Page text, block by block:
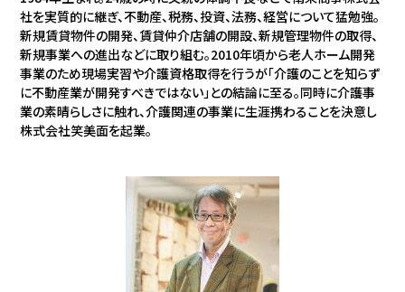
社を実質的に継ぎ、不動産、税務、投資、法務、経営について猛勉強。
新規賃貸物件の開発、賃貸仲介店舗の開設、新規管理物件の取得、
新規事業への進出などに取り組む。2010年頃から老人ホーム開発
事業のため現場実習や介護資格取得を行うが「介護のことを知らず
に不動産業が開発すべきではない」との結論に至る。同時に介護事
業の素晴らしさに触れ、介護関連の事業に生涯携わることを決意し
株式会社笑美面を起業。